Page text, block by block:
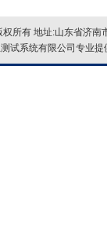
所有 地址:山东省济
试系统有限公司专业提